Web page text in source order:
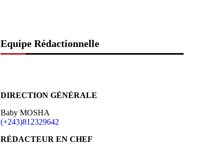
Equipe Rédactionnelle
DIRECTION GÉNÉRALE
Baby MOSHA
(+243)812329642
RÉDACTEUR EN CHEF